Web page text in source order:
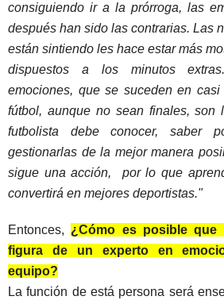
consiguiendo ir a la prórroga, las
después han sido las contrarias. Las
están sintiendo les hace estar más
dispuestos a los minutos
emociones, que se suceden en
fútbol, aunque no sean finales, son
futbolista debe conocer, saber
gestionarlas de la mejor manera
sigue una acción,  por lo que
convertirá en mejores deportistas."
Entonces, ¿Cómo es posible que
figura de un experto en
equipo?
La función de está persona será